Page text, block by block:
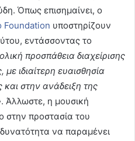
Όπως επισημαίνει, ο
Foundation υποστηρίζουν
εντάσσοντας το
προσπάθεια διαχείρισης
ιδιαίτερη ευαισθησία
στην ανάδειξη της
. Άλλωστε, η μουσική
στην προστασία του
να παραμένει